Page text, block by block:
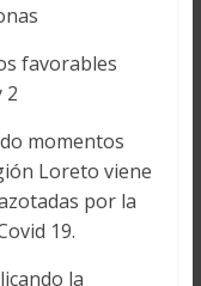
favorables
2
momentos
Loreto viene
por la
19.
la